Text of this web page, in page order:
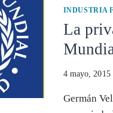
INDUSTRIA
La
4 mayo, 2015
Germán